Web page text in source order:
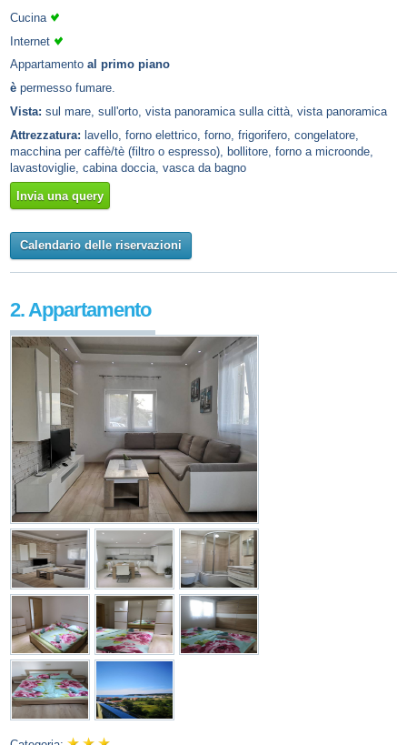
Cucina
Internet
Appartamento al primo piano
è permesso fumare.
Vista: sul mare, sull'orto, vista panoramica sulla città, vista panoramica
Attrezzatura: lavello, forno elettrico, forno, frigorifero, congelatore,
macchina per caffè/tè (filtro o espresso), bollitore, forno a microonde,
lavastoviglie, cabina doccia, vasca da bagno
Invia una query
Calendario delle riservazioni
2. Appartamento